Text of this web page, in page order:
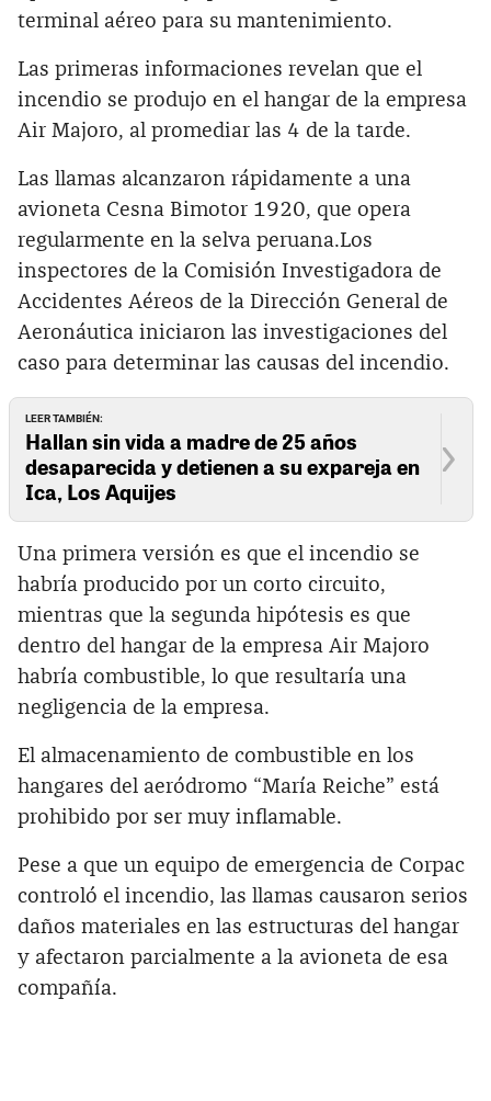
terminal aéreo para su mantenimiento.
Las primeras informaciones revelan que el
incendio se produjo en el hangar de la empresa
Air Majoro, al promediar las 4 de la tarde.
Las llamas alcanzaron rápidamente a una
avioneta Cesna Bimotor 1920, que opera
regularmente en la selva peruana.Los
inspectores de la Comisión Investigadora de
Accidentes Aéreos de la Dirección General de
Aeronáutica iniciaron las investigaciones del
caso para determinar las causas del incendio.
LEER TAMBIÉN:
Hallan sin vida a madre de 25 años
desaparecida y detienen a su expareja en
Ica, Los Aquijes
Una primera versión es que el incendio se
habría producido por un corto circuito,
mientras que la segunda hipótesis es que
dentro del hangar de la empresa Air Majoro
habría combustible, lo que resultaría una
negligencia de la empresa.
El almacenamiento de combustible en los
hangares del aeródromo “María Reiche” está
prohibido por ser muy inflamable.
Pese a que un equipo de emergencia de Corpac
controló el incendio, las llamas causaron serios
daños materiales en las estructuras del hangar
y afectaron parcialmente a la avioneta de esa
compañía.